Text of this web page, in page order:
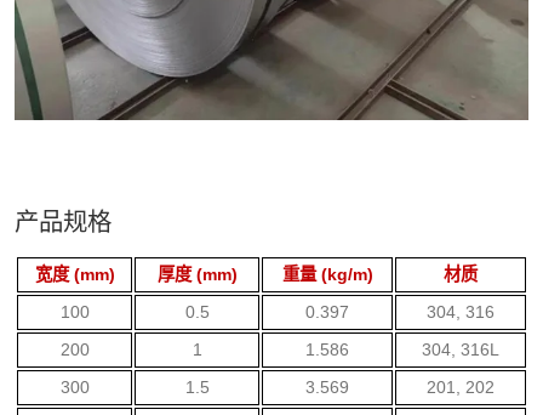
产品规格
宽度 (mm) 厚度 (mm) 重量 (kg/m)
材质
100
0.5 0.397
304, 316
200
1 1.586
304, 316L
300
1.5 3.569 201, 202